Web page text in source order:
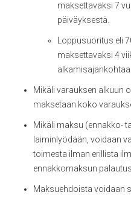
maksettavaksi 7
päiväyksestä.
Loppusuoritus eli
maksettavaksi 4
alkamisajankohtaa.
Mikäli varauksen alkuun
maksetaan koko
Mikäli maksu (ennakko-
laiminlyödään, voidaan
toimesta ilman erillista
ennakkomaksun
Maksuehdoista voidaan